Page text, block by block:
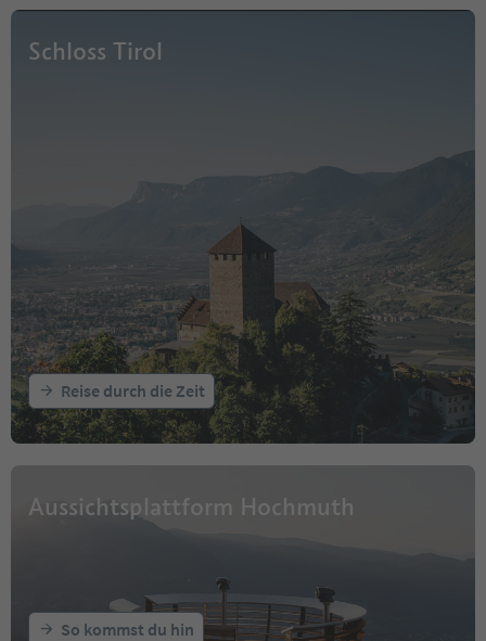
Schloss Tirol
Reise durch die Zeit
Aussichtsplattform Hochmuth
So kommst du hin